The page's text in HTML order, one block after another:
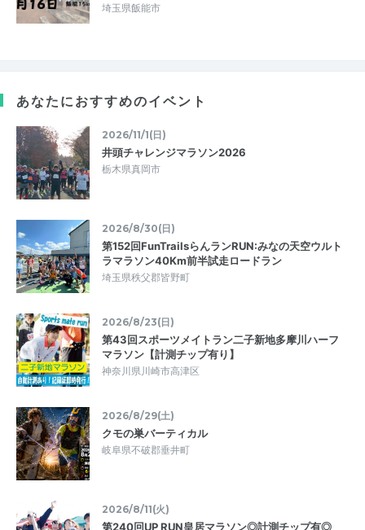
埼玉県飯能市
あなたにおすすめのイベント
2026/11/1(日)
井頭チャレンジマラソン2026
栃木県真岡市
2026/8/30(日)
第152回FunTrailsらんランRUN:みなの天空ウルト
ラマラソン40Km前半試走ロードラン
埼玉県秩父郡皆野町
2026/8/23(日)
第43回スポーツメイトラン二子新地多摩川ハーフ
マラソン【計測チップ有り】
神奈川県川崎市高津区
2026/8/29(土)
クモの巣バーティカル
岐阜県不破郡垂井町
2026/8/11(火)
第240回UP RUN皇居マラソン◎計測チップ有◎